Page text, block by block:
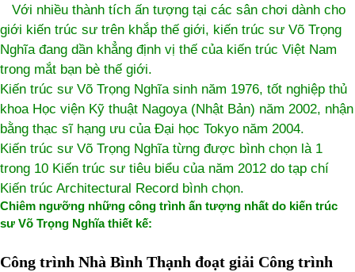
Với nhiều thành tích ấn tượng tại các sân chơi dành cho
giới kiến trúc sư trên khắp thế giới, kiến trúc sư Võ Trọng
Nghĩa đang dần khẳng định vị thế của kiến trúc Việt Nam
trong mắt bạn bè thế giới.
Kiến trúc sư Võ Trọng Nghĩa sinh năm 1976, tốt nghiệp thủ
khoa Học viện Kỹ thuật Nagoya (Nhật Bản) năm 2002, nhận
bằng thạc sĩ hạng ưu của Đại học Tokyo năm 2004.
Kiến trúc sư Võ Trọng Nghĩa từng được bình chọn là 1
trong 10 Kiến trúc sư tiêu biểu của năm 2012 do tạp chí
Kiến trúc Architectural Record bình chọn.
Chiêm ngưỡng những công trình ấn tượng nhất do kiến trúc
sư Võ Trọng Nghĩa thiết kế:
Công trình Nhà Bình Thạnh đoạt giải Công trình